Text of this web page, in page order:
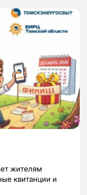
жителям
квитанции и